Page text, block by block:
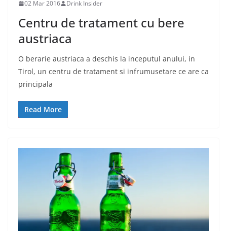
02 Mar 2016 Drink Insider
Centru de tratament cu bere
austriaca
O berarie austriaca a deschis la inceputul anului, in
Tirol, un centru de tratament si infrumusetare ce are ca
principala
Read More